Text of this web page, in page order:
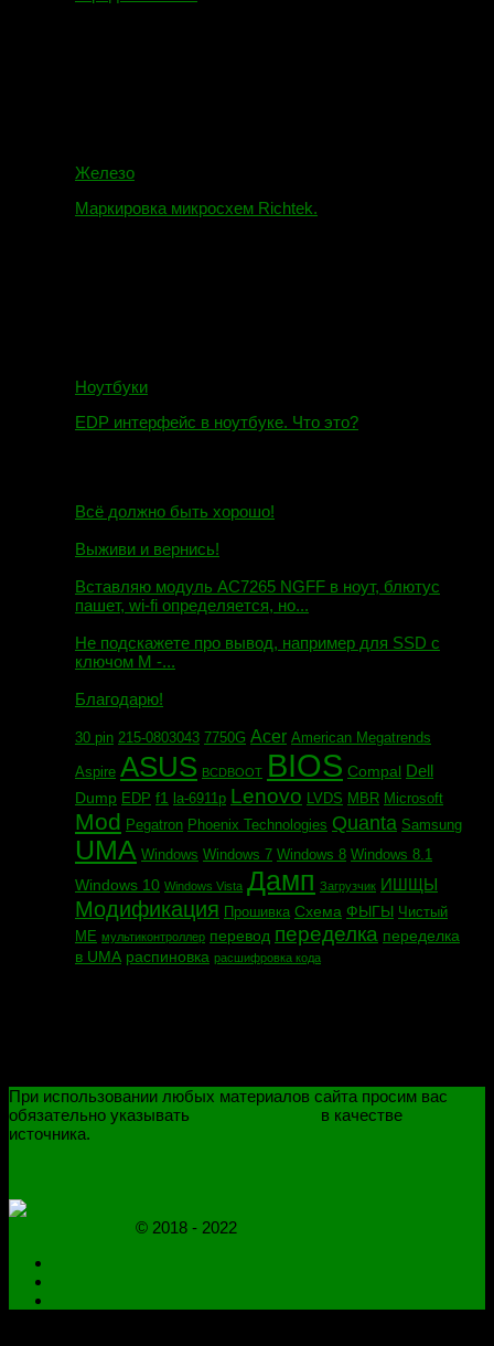
Железо
Маркировка микросхем Richtek.
Ноутбуки
EDP интерфейс в ноутбуке. Что это?
Всё должно быть хорошо!
Выживи и вернись!
Вставляю модуль AC7265 NGFF в ноут, блютус
пашет, wi-fi определяется, но...
Не подскажете про вывод, например для SSD c
ключом М -...
Благодарю!
30 pin 215-0803043 7750G Acer American Megatrends
Aspire ASUS BCDBOOT BIOS Compal Dell
Dump EDP f1 la-6911p Lenovo LVDS MBR Microsoft
Mod Pegatron Phoenix Technologies Quanta Samsung
UMA Windows Windows 7 Windows 8 Windows 8.1
Windows 10 Windows Vista Дамп Загрузчик ИШЩЫ
Модификация Прошивка Схема ФЫГЫ Чистый
МЕ мультиконтроллер перевод переделка переделка
в UMA распиновка расшифровка кода
При использовании любых материалов сайта просим вас
обязательно указывать
в качестве
источника.
© 2018 - 2022